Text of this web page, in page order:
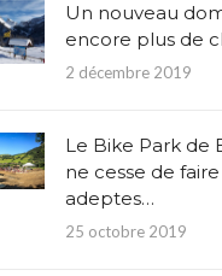
Un nouveau
encore plus de
2 décembre 2019
Le Bike Park de
ne cesse de
adeptes…
25 octobre 2019